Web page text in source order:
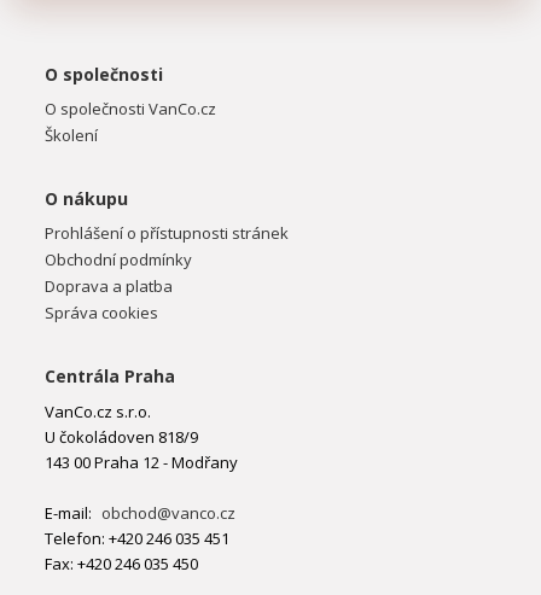
O společnosti
O společnosti VanCo.cz
Školení
O nákupu
Prohlášení o přístupnosti stránek
Obchodní podmínky
Doprava a platba
Správa cookies
Centrála Praha
VanCo.cz s.r.o.
U čokoládoven 818/9
143 00 Praha 12 - Modřany
E-mail: obchod@vanco.cz
Telefon: +420 246 035 451
Fax: +420 246 035 450